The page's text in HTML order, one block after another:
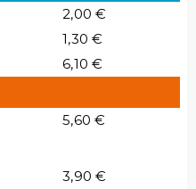
2,00 €
1,30 €
6,10 €
5,60 €
3,90 €